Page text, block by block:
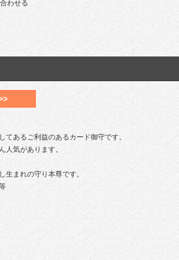
わせる
てあるご利益のあるカード御守です。
人気があります。
生まれの守り本尊です。